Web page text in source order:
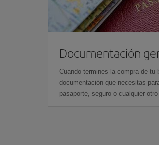
Documentación
Cuando termines la compra de tu
documentación que necesitas
pasaporte, seguro o cualquier